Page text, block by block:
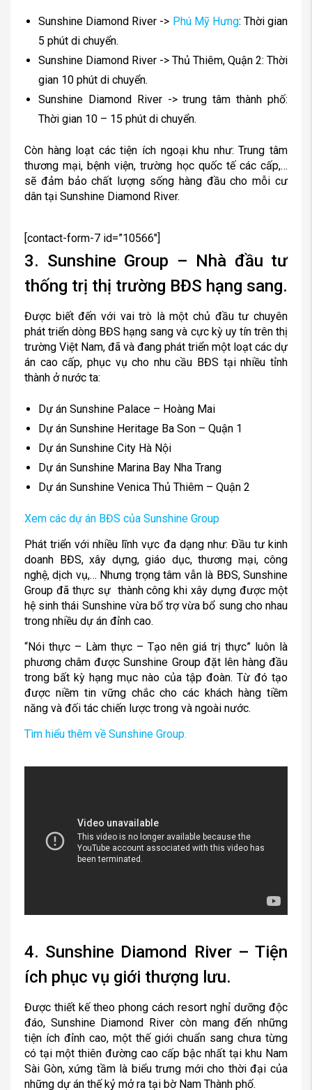
Sunshine Diamond River -> Phú Mỹ Hưng: Thời gian
5 phút di chuyển.
Sunshine Diamond River -> Thủ Thiêm, Quận 2: Thời
gian 10 phút di chuyển.
Sunshine Diamond River -> trung tâm thành phố:
Thời gian 10 – 15 phút di chuyển.
Còn hàng loạt các tiện ích ngoại khu như: Trung tâm
thương mại, bệnh viện, trường học quốc tế các cấp,…
sẽ đảm bảo chất lượng sống hàng đầu cho mỗi cư
dân tại Sunshine Diamond River.
[contact-form-7 id=”10566″]
3. Sunshine Group – Nhà đầu tư
thống trị thị trường BĐS hạng sang.
Được biết đến với vai trò là một chủ đầu tư chuyên
phát triển dòng BĐS hạng sang và cực kỳ uy tín trên thị
trường Việt Nam, đã và đang phát triển một loạt các dự
án cao cấp, phục vụ cho nhu cầu BĐS tại nhiều tỉnh
thành ở nước ta:
Dự án Sunshine Palace – Hoàng Mai
Dự án Sunshine Heritage Ba Son – Quận 1
Dự án Sunshine City Hà Nội
Dự án Sunshine Marina Bay Nha Trang
Dự án Sunshine Venica Thủ Thiêm – Quận 2
Xem các dự án BĐS của Sunshine Group
Phát triển với nhiều lĩnh vực đa dạng như: Đầu tư kinh
doanh BĐS, xây dựng, giáo dục, thương mại, công
nghệ, dịch vụ,… Nhưng trọng tâm vẫn là BĐS, Sunshine
Group đã thực sự thành công khi xây dựng được một
hệ sinh thái Sunshine vừa bổ trợ vừa bổ sung cho nhau
trong nhiều dự án đỉnh cao.
“Nói thực – Làm thực – Tạo nên giá trị thực” luôn là
phương châm được Sunshine Group đặt lên hàng đầu
trong bất kỳ hạng mục nào của tập đoàn. Từ đó tạo
được niềm tin vững chắc cho các khách hàng tiềm
năng và đối tác chiến lược trong và ngoài nước.
Tìm hiểu thêm về Sunshine Group.
4. Sunshine Diamond River – Tiện
ích phục vụ giới thượng lưu.
Được thiết kế theo phong cách resort nghỉ dưỡng độc
đáo, Sunshine Diamond River còn mang đến những
tiện ích đỉnh cao, một thế giới chuẩn sang chưa từng
có tại một thiên đường cao cấp bậc nhất tại khu Nam
Sài Gòn, xứng tầm là biểu trưng mới cho thời đại của
những dự án thế kỷ mở ra tại bờ Nam Thành phố.